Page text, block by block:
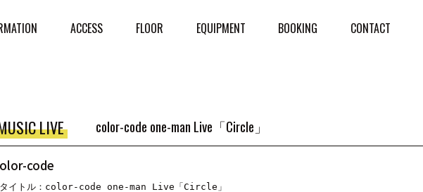
ACCESS FLOOR EQUIPMENT BOOKING CONTACT
LIVE color-code one-man Live「Circle」
code
イトル：color-code one-man Live「Circle」